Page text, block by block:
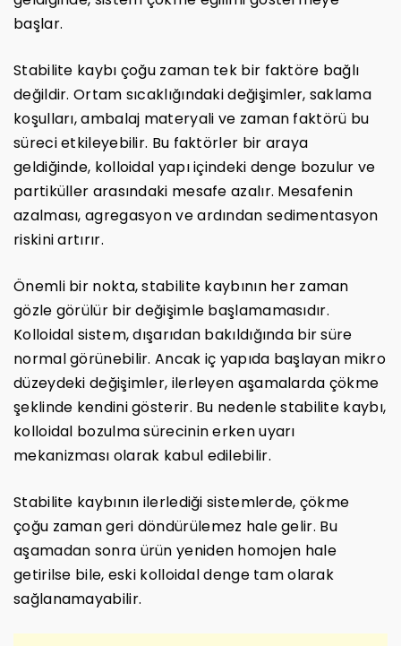
başlar.
Stabilite kaybı çoğu zaman tek bir faktöre bağlı
değildir. Ortam sıcaklığındaki değişimler, saklama
koşulları, ambalaj materyali ve zaman faktörü bu
süreci etkileyebilir. Bu faktörler bir araya
geldiğinde, kolloidal yapı içindeki denge bozulur ve
partiküller arasındaki mesafe azalır. Mesafenin
azalması, agregasyon ve ardından sedimentasyon
riskini artırır.
Önemli bir nokta, stabilite kaybının her zaman
gözle görülür bir değişimle başlamamasıdır.
Kolloidal sistem, dışarıdan bakıldığında bir süre
normal görünebilir. Ancak iç yapıda başlayan mikro
düzeydeki değişimler, ilerleyen aşamalarda çökme
şeklinde kendini gösterir. Bu nedenle stabilite kaybı,
kolloidal bozulma sürecinin erken uyarı
mekanizması olarak kabul edilebilir.
Stabilite kaybının ilerlediği sistemlerde, çökme
çoğu zaman geri döndürülemez hale gelir. Bu
aşamadan sonra ürün yeniden homojen hale
getirilse bile, eski kolloidal denge tam olarak
sağlanamayabilir.